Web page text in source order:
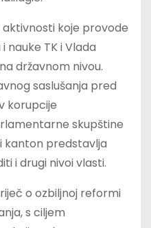
koje provode
nauke TK i Vlada
državnom nivou.
saslušanja pred
korupcije
skupštine
kanton predstavlja
i drugi nivoi vlasti.
o ozbiljnoj reformi
s ciljem